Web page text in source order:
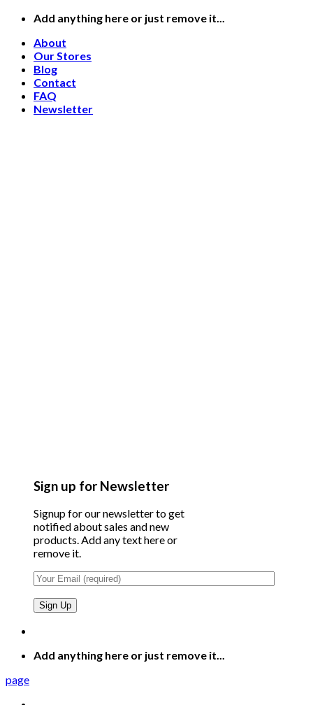
Skip
content
Add anything here or just remove it...
About
Our Stores
Blog
Contact
FAQ
Newsletter
Sign up for Newsletter
Signup for our newsletter to get
notified about sales and new
products. Add any text here or
remove it.
Add anything here or just remove it...
page